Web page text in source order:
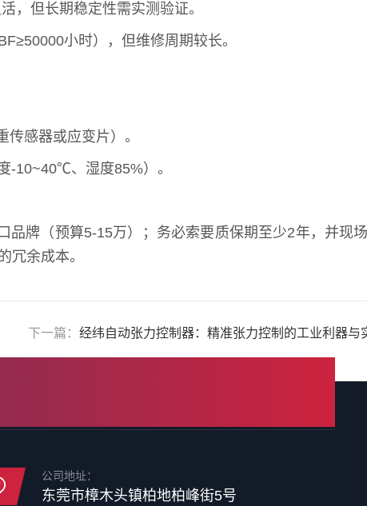
，但长期稳定性需实测验证。
小时），但维修周期较长。
感器或应变片）。
-10~40℃、湿度85%）。
牌（预算5-15万）；务必索要质保期至少2年，并现
冗余成本。
下一篇： 经纬自动张力控制器：精准张力控制的工业利器与
公司地址：
东莞市樟木头镇柏地柏峰街5号